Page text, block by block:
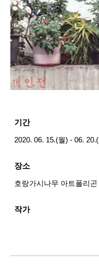
기간
2020. 06. 15.(월) - 06. 20.(
장소
호랑가시나무 아트폴리곤
작가